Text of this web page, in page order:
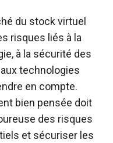
du stock virtuel
risques liés à la
à la sécurité des
technologies
en compte.
bien pensée doit
des risques
et sécuriser les